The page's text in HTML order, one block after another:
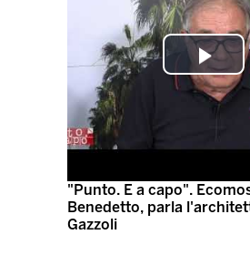
"Punto. E a capo".
Benedetto, parla
Gazzoli